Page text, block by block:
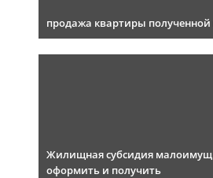
продажа квартиры полученной
Жилищная субсидия
оформить и получить